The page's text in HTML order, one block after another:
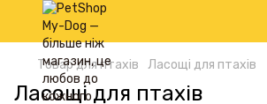
Товар для птахів Ласощі для птахів
Ласощі для птахів